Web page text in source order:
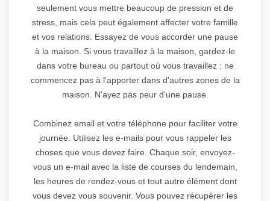
seulement vous mettre beaucoup de pression et de
stress, mais cela peut également affecter votre famille
et vos relations. Essayez de vous accorder une pause
à la maison. Si vous travaillez à la maison, gardez-le
dans votre bureau ou partout où vous travaillez ; ne
commencez pas à l'apporter dans d'autres zones de la
maison. N'ayez pas peur d'une pause.
Combinez email et votre téléphone pour faciliter votre
journée. Utilisez les e-mails pour vous rappeler les
choses que vous devez faire. Chaque soir, envoyez-
vous un e-mail avec la liste de courses du lendemain,
les heures de rendez-vous et tout autre élément dont
vous devez vous souvenir. Vous pouvez récupérer les